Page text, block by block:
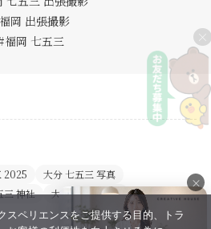
岡 出張撮影
福岡 七五三
×
2025
大分 七五三 写真
三 神社 大分 七五三写真
×
スペリエンスをご提供する目的、トラ